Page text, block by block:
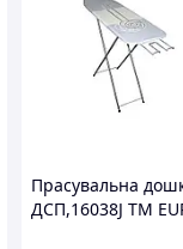
Прасувальна
ДСП,16038J ТМ